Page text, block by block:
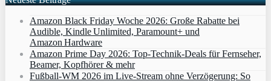
Amazon Black Friday Woche 2026: Große Rabatte bei
Audible, Kindle Unlimited, Paramount+ und
Amazon Hardware
Amazon Prime Day 2026: Top-Technik-Deals für Fernseher,
Beamer, Kopfhörer & mehr
Fußball-WM 2026 im Live-Stream ohne Verzögerung: So